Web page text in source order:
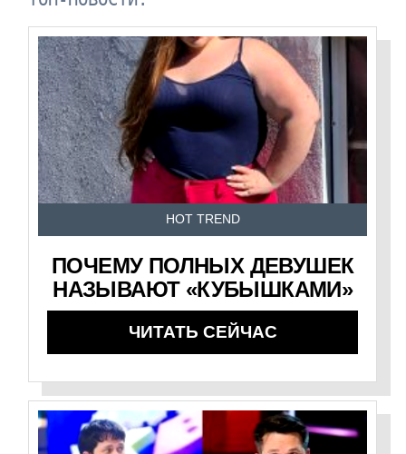
HOT TREND
ПОЧЕМУ ПОЛНЫХ ДЕВУШЕК
НАЗЫВАЮТ «КУБЫШКАМИ»
ЧИТАТЬ СЕЙЧАС